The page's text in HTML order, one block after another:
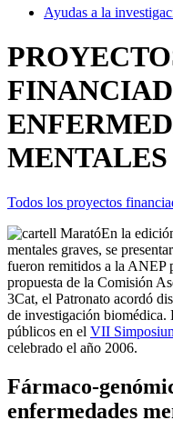
Ayudas a la
MENTALES
Todos los proyectos
En la
mentales graves, se
fueron remitidos a la ANEP
propuesta de la Comisión
3Cat, el Patronato acordó
de investigación biomédica.
públicos en el VII
celebrado el año 2006.
Fármaco-
enfermedades